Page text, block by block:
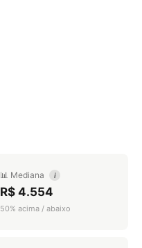
📊 Mediana i
R$ 4.554
50% acima / abaixo